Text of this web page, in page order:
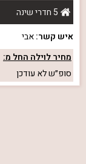
5 חדרי שינה
איש קשר:אבי
מחיר לוילה החל מ:
סופ״שלא עודכן